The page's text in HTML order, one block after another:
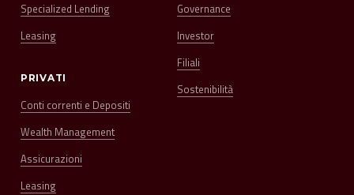
Specialized Lending
Leasing
PRIVATI
Conti correnti e Depositi
Wealth Management
Assicurazioni
Leasing
Governance
Investor
Filiali
Sostenibilità